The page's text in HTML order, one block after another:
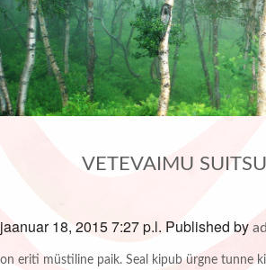
VETEVAIMU
jaanuar 18, 2015 7:27 p.l. Published by
on eriti müstiline paik. Seal kipub ürgne tunne